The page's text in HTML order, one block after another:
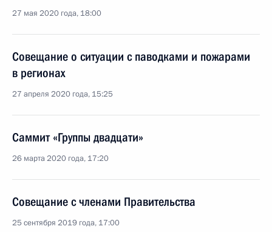
27 мая 2020 года, 18:00
Совещание о ситуации с паводками и пожарами
в регионах
27 апреля 2020 года, 15:25
Саммит «Группы двадцати»
26 марта 2020 года, 17:20
Совещание с членами Правительства
25 сентября 2019 года, 17:00